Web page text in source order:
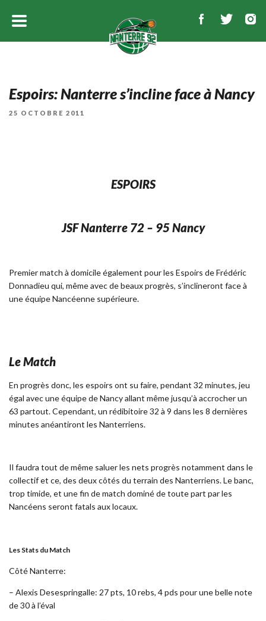
Espoirs: Nanterre s’incline face à Nancy
PUBLIÉ
25 OCTOBRE 2011
ESPOIRS
JSF Nanterre 72 – 95 Nancy
Premier match à domicile également pour les Espoirs de Frédéric
Donnadieu qui, même avec de beaux progrès, s’inclineront face à
une équipe Nancéenne supérieure.
Le Match
En progrès donc, les espoirs ont su faire, pendant 32 minutes, jeu
égal avec une équipe de Nancy allant même jusqu’à accrocher un
63 partout. Cependant, un rédibitoire 32 à 9 dans les 8 dernières
minutes anéantiront les Nanterriens.
Il faudra tout de même saluer les nets progrès notamment dans le
collectif et ce, des deux côtés du terrain des Nanterriens. Le banc,
trop timide, et une fin de match dominé de toute part par les
Nancéens seront fatals aux locaux.
Les Stats du Match
Côté Nanterre:
– Alexis Desespringalle: 27 pts, 10 rebs, 4 pds pour une belle note
de 30 à l’éval